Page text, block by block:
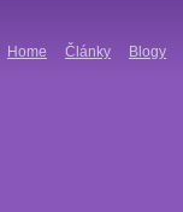
Home Články Blogy